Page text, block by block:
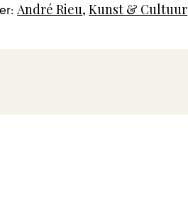
André Rieu,Kunst & Cultuur